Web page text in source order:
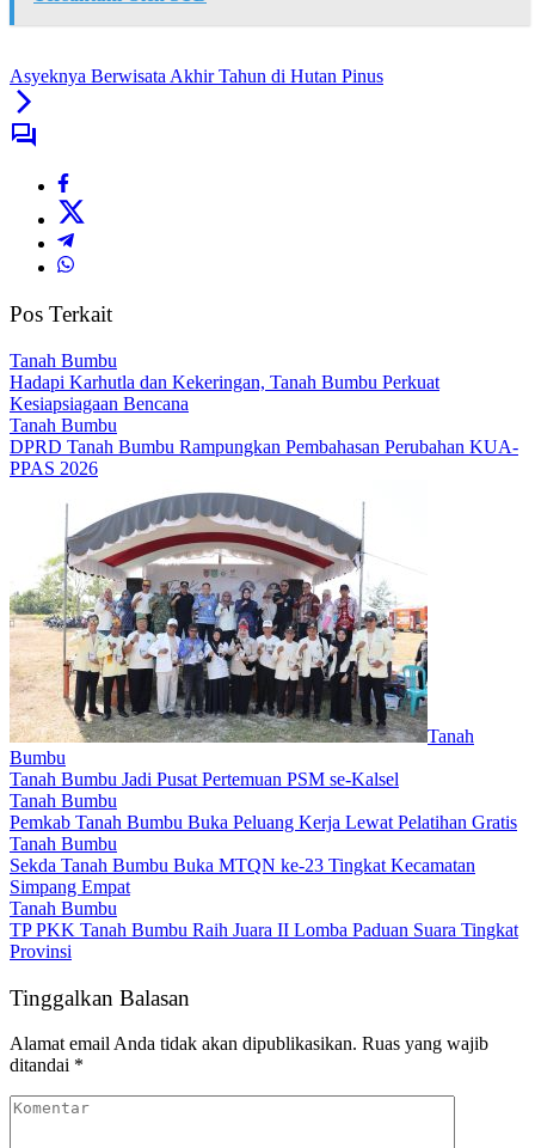
Asyeknya Berwisata Akhir Tahun di Hutan Pinus
Pos Terkait
Tanah Bumbu
Hadapi Karhutla dan Kekeringan, Tanah Bumbu Perkuat
Kesiapsiagaan Bencana
Tanah Bumbu
DPRD Tanah Bumbu Rampungkan Pembahasan Perubahan KUA-
PPAS 2026
Tanah
Bumbu
Tanah Bumbu Jadi Pusat Pertemuan PSM se-Kalsel
Tanah Bumbu
Pemkab Tanah Bumbu Buka Peluang Kerja Lewat Pelatihan Gratis
Tanah Bumbu
Sekda Tanah Bumbu Buka MTQN ke-23 Tingkat Kecamatan
Simpang Empat
Tanah Bumbu
TP PKK Tanah Bumbu Raih Juara II Lomba Paduan Suara Tingkat
Provinsi
Tinggalkan Balasan
Alamat email Anda tidak akan dipublikasikan. Ruas yang wajib
ditandai *